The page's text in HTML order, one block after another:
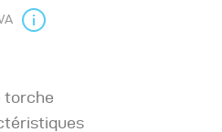
torche